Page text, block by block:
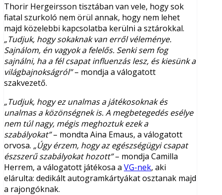
Thorir Hergeirsson tisztában van vele, hogy sok
fiatal szurkoló nem örül annak, hogy nem lehet
majd közelebbi kapcsolatba kerülni a sztárokkal.
„Tudjuk, hogy sokaknak van erről véleménye.
Sajnálom, én vagyok a felelős. Senki sem fog
sajnálni, ha a fél csapat influenzás lesz, és kiesünk a
világbajnokságról”– mondja a válogatott
szakvezető.
„Tudjuk, hogy ez unalmas a játékosoknak és
unalmas a közönségnek is. A megbetegedés esélye
nem túl nagy, mégis meghoztuk ezek a
szabályokat”– mondta Aina Emaus, a válogatott
orvosa. „Úgy érzem, hogy az egészségügyi csapat
észszerű szabályokat hozott”– mondja Camilla
Herrem, a válogatott játékosa a VG-nek, aki
elárulta: dedikált autogramkártyákat osztanak majd
a rajongóknak.